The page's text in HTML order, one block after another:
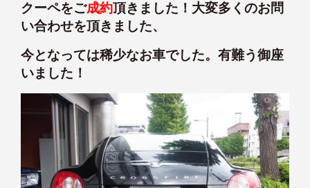
クーペをご成約頂きました！大変多くのお問
い合わせを頂きました、
今となっては稀少なお車でした。有難う御座
いました！